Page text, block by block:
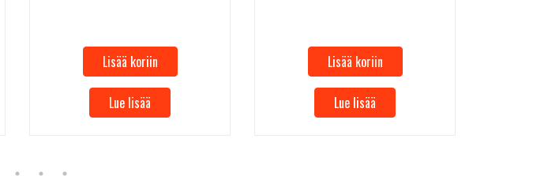
Lisää koriin
Lue lisää
Lisää koriin
Lue lisää